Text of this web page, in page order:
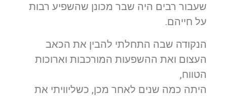
שעבור רבים היה שבר מכונן שהשפיע רבות
על חייהם.
הנקודה שבה התחלתי להבין את הכאב
העצום ואת ההשפעות המורכבות וארוכות
הטווח,
היתה כמה שנים לאחר מכן, כשליוויתי את